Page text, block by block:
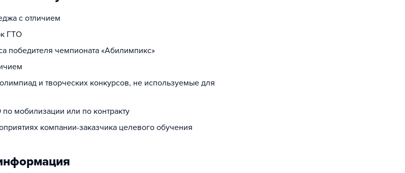
с отличием
ГТО
победителя чемпионата «Абилимпикс»
и творческих конкурсов, не используемые для
мобилизации или по контракту
компании-заказчика целевого обучения